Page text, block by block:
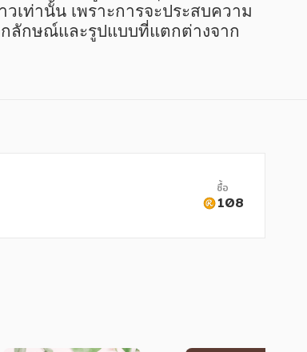
เท่านั้น เพราะการจะประสบความ
ลักษณ์และรูปแบบที่แตกต่างจาก
ซื้อ
108